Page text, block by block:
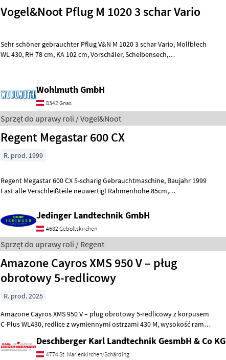
Vogel&Noot Pflug M 1020 3 schar Vario
Sehr schöner gebrauchter Pflug V&N M 1020 3 schar Vario, Mollblech
WL 430, RH 78 cm, KA 102 cm, Vorschäler, Scheibensech,
Wohlmuth GmbH
8342 Gnas
Sprzęt do uprawy roli / Vogel&Noot
Regent Megastar 600 CX
R. prod. 1999
Regent Megastar 600 CX 5-scharig Gebrauchtmaschine, Baujahr 1999
Fast alle Verschleißteile neuwertig! Rahmenhöhe 85cm,
Jedinger Landtechnik GmbH
4682 Geboltskirchen
Sprzęt do uprawy roli / Regent
Amazone Cayros XMS 950 V – pług
obrotowy 5-redlicowy
R. prod. 2025
Amazone Cayros XMS 950 V – pług obrotowy 5-redlicowy z korpusem
C-Plus WL430, redlice z wymiennymi ostrzami 430 M, wysokość ramy:
Deschberger Karl Landtechnik GesmbH & Co KG
4774 St. Marienkirchen/Schärding